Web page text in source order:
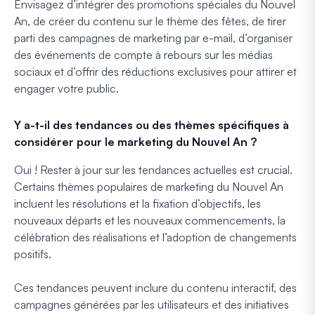
Envisagez d’intégrer des promotions spéciales du Nouvel
An, de créer du contenu sur le thème des fêtes, de tirer
parti des campagnes de marketing par e-mail, d’organiser
des événements de compte à rebours sur les médias
sociaux et d’offrir des réductions exclusives pour attirer et
engager votre public.
Y a-t-il des tendances ou des thèmes spécifiques à
considérer pour le marketing du Nouvel An ?
Oui ! Rester à jour sur les tendances actuelles est crucial.
Certains thèmes populaires de marketing du Nouvel An
incluent les résolutions et la fixation d’objectifs, les
nouveaux départs et les nouveaux commencements, la
célébration des réalisations et l’adoption de changements
positifs.
Ces tendances peuvent inclure du contenu interactif, des
campagnes générées par les utilisateurs et des initiatives